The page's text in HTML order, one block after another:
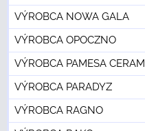
VÝROBCA NOWA GALA
VÝROBCA OPOCZNO
VÝROBCA PAMESA
VÝROBCA PARADYZ
VÝROBCA RAGNO